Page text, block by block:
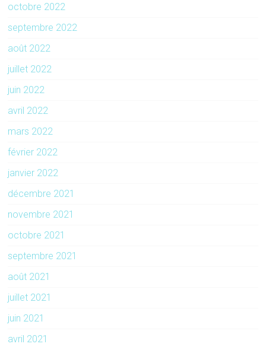
octobre 2022
septembre 2022
août 2022
juillet 2022
juin 2022
avril 2022
mars 2022
février 2022
janvier 2022
décembre 2021
novembre 2021
octobre 2021
septembre 2021
août 2021
juillet 2021
juin 2021
avril 2021